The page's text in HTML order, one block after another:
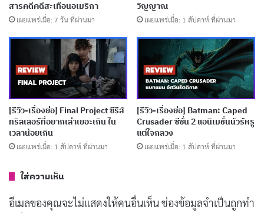
“เมื่อชีวิตคู่มาถึงทางตัน การลักพาตัวกลับ
กลายเป็นจุดเริ่มต้นที่บีบให้คนสองคนที่
เกลียดกัน ต้องหันกลับมามองหน้ากันอีกครั้ง
ในวันที่ความจริงหมายถึงความเป็นความ
บทความที่เกี่ยวข้อง
สารคดีคดีสะเทือนอเมริกา
เผยแพร่เมื่อ: 7 วัน ที่ผ่านมา
วิญญาณ
เผยแพร่เมื่อ: 1 สัปดาห์ ที่ผ่านมา
[รีวิว-เรื่องย่อ] Final Project ซีรีส์
ทริลเลอร์ที่อยากเล่าเยอะเกิน ใน
เวลาน้อยเกิน
เผยแพร่เมื่อ: 1 สัปดาห์ ที่ผ่านมา
[รีวิว-เรื่องย่อ] Batman: Caped
Crusader ซีซั่น 2 แอนิเมชั่นนัวร์หรู
แต่ใจกลวง
เผยแพร่เมื่อ: 1 สัปดาห์ ที่ผ่านมา
ใส่ความเห็น
อีเมลของคุณจะไม่แสดงให้คนอื่นเห็นช่องข้อมูลจำเป็นถูกทำ